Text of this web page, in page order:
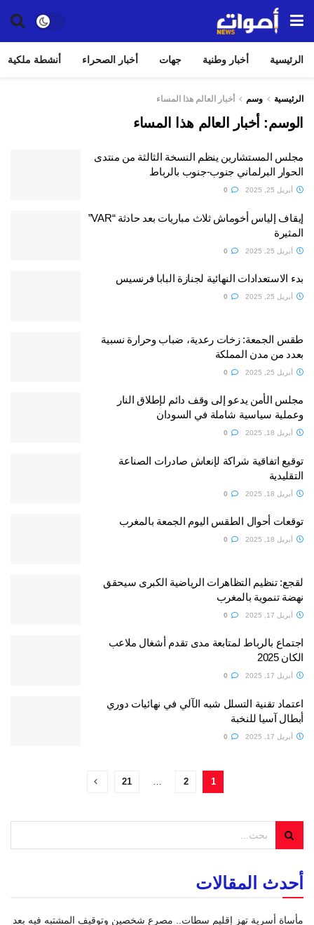
الرئيسية أخبار وطنية جهات أخبار الصحراء أنشطة ملكية
الرئيسية وسم أخبار العالم هذا المساء
الوسم: أخبار العالم هذا المساء
مجلس المستشارين ينظم النسخة الثالثة من منتدى
الحوار البرلماني جنوب-جنوب بالرباط
أبريل 25, 2025
إيقاف إلياس أخوماش ثلاث مباريات بعد حادثة “VAR”
المثيرة
أبريل 25, 2025
بدء الاستعدادات النهائية لجنازة البابا فرنسيس
أبريل 25, 2025
طقس الجمعة: زخات رعدية، ضباب وحرارة نسبية
بعدد من مدن المملكة
أبريل 25, 2025
مجلس الأمن يدعو إلى وقف دائم لإطلاق النار
وعملية سياسية شاملة في السودان
أبريل 18, 2025
توقيع اتفاقية شراكة لإنعاش صادرات الصناعة
التقليدية
أبريل 18, 2025
توقعات أحوال الطقس اليوم الجمعة بالمغرب
أبريل 18, 2025
لقجع: تنظيم التظاهرات الرياضية الكبرى سيحقق
نهضة تنموية بالمغرب
أبريل 17, 2025
اجتماع بالرباط لمتابعة مدى تقدم أشغال ملاعب
الكان 2025
أبريل 17, 2025
اعتماد تقنية التسلل شبه الآلي في نهائيات دوري
أبطال آسيا للنخبة
أبريل 17, 2025
1
2
…
21
أحدث المقالات
مأساة أسرية تهز إقليم سطات.. مصرع شخصين وتوقيف المشتبه فيه بعد